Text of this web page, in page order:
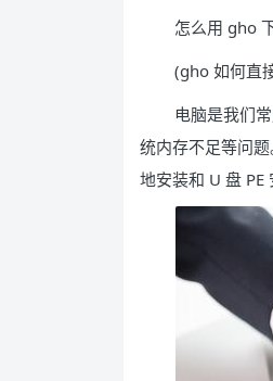
怎么用 gho
(gho 如何直
电脑是我们
统内存不足等问
地安装和 U 盘 PE